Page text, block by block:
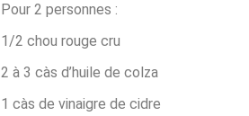
Pour 2 personnes :
1/2 chou rouge cru
2 à 3 càs d’huile de colza
1 càs de vinaigre de cidre